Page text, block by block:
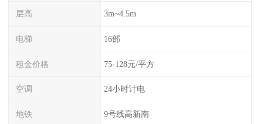
层高 3m~4.5m
电梯 16部
租金价格 75-128元/平方
空调 24小时计电
地铁 9号线高新南